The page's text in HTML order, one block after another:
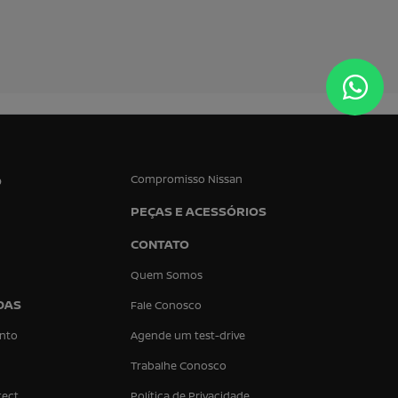
Compromisso Nissan
PEÇAS E ACESSÓRIOS
CONTATO
Quem Somos
Fale Conosco
Agende um test-drive
Trabalhe Conosco